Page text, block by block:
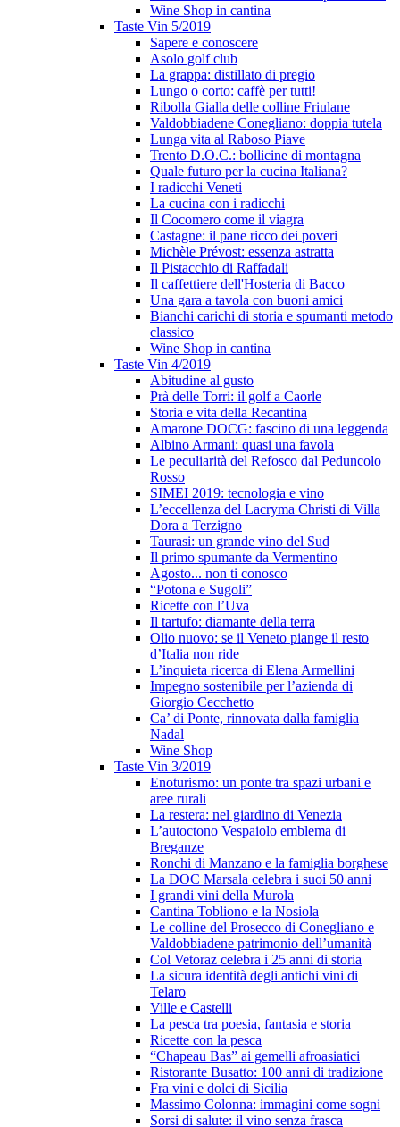
Wine Shop in cantina
Taste Vin 5/2019
Sapere e conoscere
Asolo golf club
La grappa: distillato di pregio
Lungo o corto: caffè per tutti!
Ribolla Gialla delle colline Friulane
Valdobbiadene Conegliano: doppia tutela
Lunga vita al Raboso Piave
Trento D.O.C.: bollicine di montagna
Quale futuro per la cucina Italiana?
I radicchi Veneti
La cucina con i radicchi
Il Cocomero come il viagra
Castagne: il pane ricco dei poveri
Michèle Prévost: essenza astratta
Il Pistacchio di Raffadali
Il caffettiere dell'Hosteria di Bacco
Una gara a tavola con buoni amici
Bianchi carichi di storia e spumanti metodo
classico
Wine Shop in cantina
Taste Vin 4/2019
Abitudine al gusto
Prà delle Torri: il golf a Caorle
Storia e vita della Recantina
Amarone DOCG: fascino di una leggenda
Albino Armani: quasi una favola
Le peculiarità del Refosco dal Peduncolo
Rosso
SIMEI 2019: tecnologia e vino
L’eccellenza del Lacryma Christi di Villa
Dora a Terzigno
Taurasi: un grande vino del Sud
Il primo spumante da Vermentino
Agosto... non ti conosco
“Potona e Sugoli”
Ricette con l’Uva
Il tartufo: diamante della terra
Olio nuovo: se il Veneto piange il resto
d’Italia non ride
L’inquieta ricerca di Elena Armellini
Impegno sostenibile per l’azienda di
Giorgio Cecchetto
Ca’ di Ponte, rinnovata dalla famiglia
Nadal
Wine Shop
Taste Vin 3/2019
Enoturismo: un ponte tra spazi urbani e
aree rurali
La restera: nel giardino di Venezia
L’autoctono Vespaiolo emblema di
Breganze
Ronchi di Manzano e la famiglia borghese
La DOC Marsala celebra i suoi 50 anni
I grandi vini della Murola
Cantina Tobliono e la Nosiola
Le colline del Prosecco di Conegliano e
Valdobbiadene patrimonio dell’umanità
Col Vetoraz celebra i 25 anni di storia
La sicura identità degli antichi vini di
Telaro
Ville e Castelli
La pesca tra poesia, fantasia e storia
Ricette con la pesca
“Chapeau Bas” ai gemelli afroasiatici
Ristorante Busatto: 100 anni di tradizione
Fra vini e dolci di Sicilia
Massimo Colonna: immagini come sogni
Sorsi di salute: il vino senza frasca